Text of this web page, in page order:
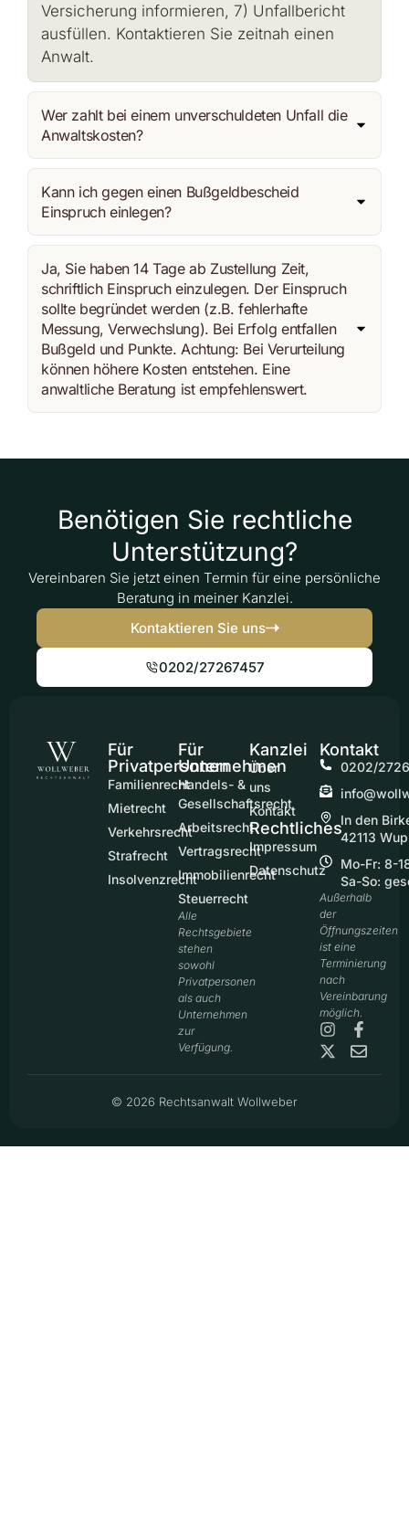
Versicherung informieren, 7) Unfallbericht
ausfüllen. Kontaktieren Sie zeitnah einen
Anwalt.
Wer zahlt bei einem unverschuldeten Unfall die
Anwaltskosten?
Kann ich gegen einen Bußgeldbescheid
Einspruch einlegen?
Ja, Sie haben 14 Tage ab Zustellung Zeit,
schriftlich Einspruch einzulegen. Der Einspruch
sollte begründet werden (z.B. fehlerhafte
Messung, Verwechslung). Bei Erfolg entfallen
Bußgeld und Punkte. Achtung: Bei Verurteilung
können höhere Kosten entstehen. Eine
anwaltliche Beratung ist empfehlenswert.
Benötigen Sie rechtliche
Unterstützung?
Vereinbaren Sie jetzt einen Termin für eine persönliche
Beratung in meiner Kanzlei.
Kontaktieren Sie uns
0202/27267457
Für
Privatpersonen
Familienrecht
Mietrecht
Verkehrsrecht
Strafrecht
Insolvenzrecht
Für
Unternehmen
Handels- &
Gesellschaftsrecht
Arbeitsrecht
Vertragsrecht
Immobilienrecht
Steuerrecht
Alle
Rechtsgebiete
stehen
sowohl
Privatpersonen
als auch
Unternehmen
zur
Verfügung.
Kanzlei
Über
uns
Kontakt
Rechtliches
Impressum
Datenschutz
Kontakt
0202/
In den
42113
Mo-Fr: 8-
Sa-So:
Außerhalb
der
Öffnungszeiten
ist eine
Terminierung
nach
Vereinbarung
möglich.
© 2026 Rechtsanwalt Wollweber